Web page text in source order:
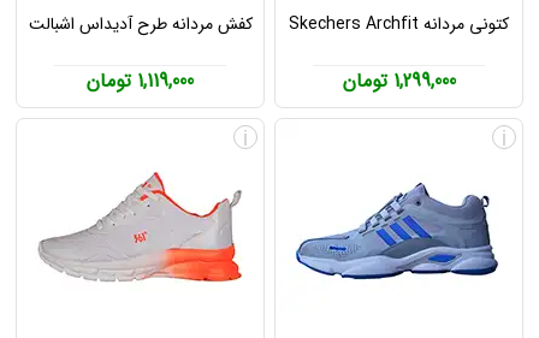
کتونی مردانه Skechers Archfit
1,299,000 تومان
کفش مردانه طرح آدیداس اشبالت
1,119,000 تومان
i
i